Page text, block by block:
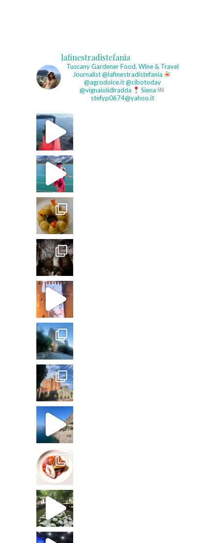
lafinestradistefania
Tuscany GardenerFood, Wine & Travel
Journalist@lafinestradistefania
@agrodolce.it @cibotoday
@vignaiolidiradda
Siena
stefyp0674@yahoo.it